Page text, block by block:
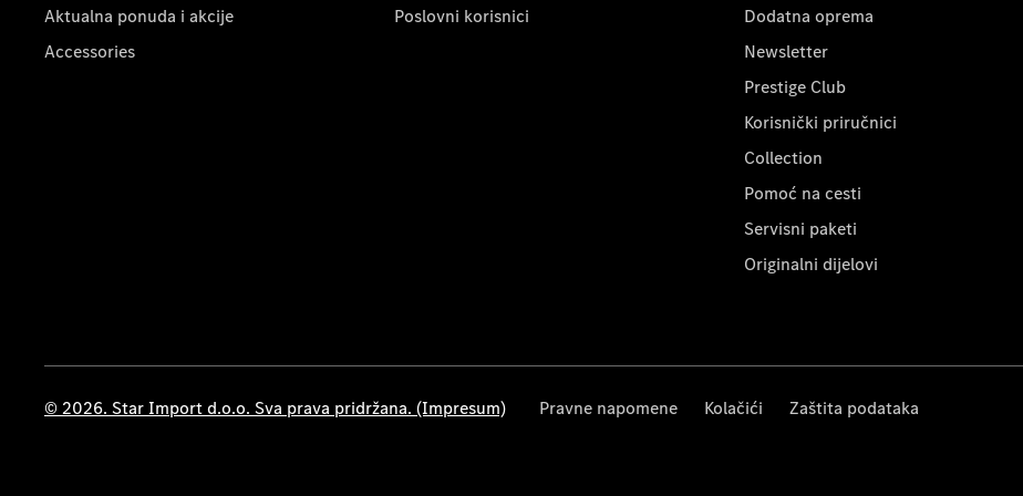
Aktualna ponuda i akcije
Accessories
Poslovni korisnici
Dodatna oprema
Newsletter
Prestige Club
Korisnički priručnici
Collection
Pomoć na cesti
Servisni paketi
Originalni dijelovi
© 2026. Star Import d.o.o. Sva prava pridržana. (Impresum) Pravne napomene Kolačići Zaštita podataka